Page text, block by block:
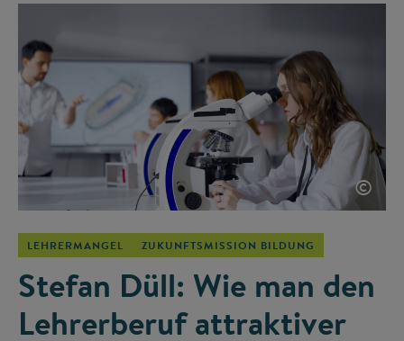
©
LEHRERMANGEL ZUKUNFTSMISSION BILDUNG
Stefan Düll: Wie man den
Lehrerberuf attraktiver